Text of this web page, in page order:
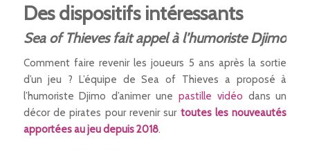
Des dispositifs intéressants
Sea of Thieves fait appel à l’humoriste Djimo
Comment faire revenir les joueurs 5 ans après la sortie
d’un jeu ? L’équipe de Sea of Thieves a proposé à
l’humoriste Djimo d’animer une pastille vidéo dans un
décor de pirates pour revenir sur toutes les nouveautés
apportées au jeu depuis 2018.